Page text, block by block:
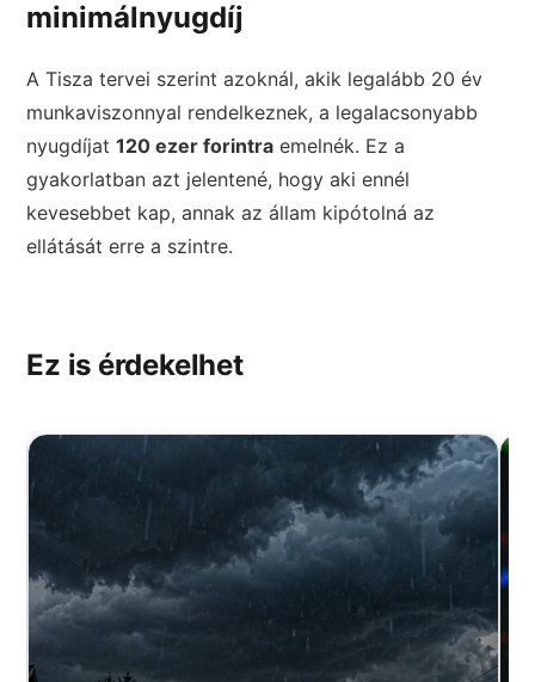
minimálnyugdíj
A Tisza tervei szerint azoknál, akik legalább 20 év
munkaviszonnyal rendelkeznek, a legalacsonyabb
nyugdíjat120 ezer forintra emelnék. Ez a
gyakorlatban azt jelentené, hogy aki ennél
kevesebbet kap, annak az állam kipótolná az
ellátását erre a szintre.
Ez is érdekelhet